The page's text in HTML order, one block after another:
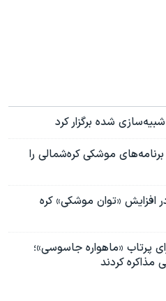
شده برگزار کرد
موشکی کره‌شمالی را
افزایش «توان موشکی» کره‌
پرتاب «ماهواره جاسوسی»؛
مذاکره کردند